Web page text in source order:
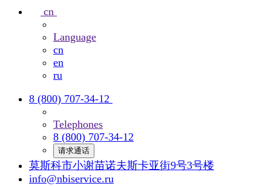
cn
Language
cn
en
ru
8 (800) 707-34-12
Telephones
8 (800) 707-34-12
请求通话
莫斯科市小谢苗诺夫斯卡亚街9号3号楼
info@nbiservice.ru